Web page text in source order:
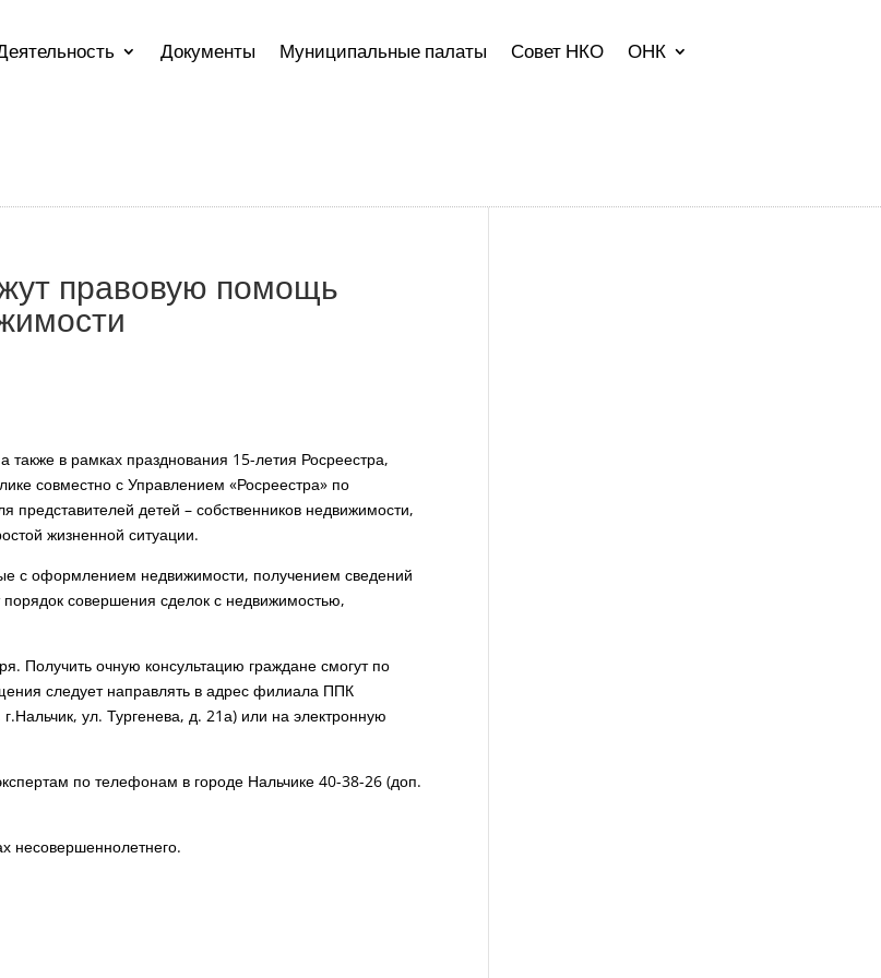
Документы Муниципальные палаты Совет НКО ОНК
правовую помощь
в рамках празднования 15-летия Росреестра,
совместно с Управлением «Росреестра» по
представителей детей – собственников недвижимости,
жизненной ситуации.
с оформлением недвижимости, получением сведений
совершения сделок с недвижимостью,
Получить очную консультацию граждане смогут по
следует направлять в адрес филиала ППК
ул. Тургенева, д. 21а) или на электронную
по телефонам в городе Нальчике 40-38-26 (доп.
несовершеннолетнего.